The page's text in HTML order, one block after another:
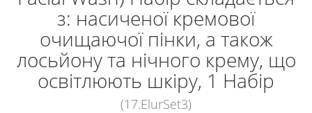
з: насиченої кремової
очищаючої пінки, а також
лосьйону та нічного крему, що
освітлюють шкіру, 1 Набір
(17.ElurSet3)